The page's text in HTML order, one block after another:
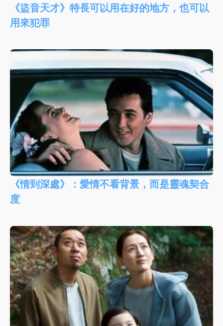
《盜音天才》特長可以用在好的地方，也可以
用來犯罪
《情到深處》：愛情不看背景，而是靈魂契合
度